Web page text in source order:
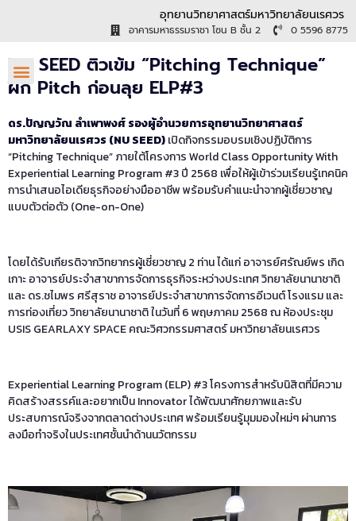
อุทยานวิทยาศาสตร์มหาวิทยาลัยนเรศวร
อาคารมหาธรรมราชา โซน B ชั้น 2 0 5596 8775
NU SEED ติวเข้ม “Pitching Technique”
ฝึก Pitch ก่อนลุย ELP#3
ดร.ปัญญวัณ ลำเพาพงศ์ รองผู้อำนวยการอุทยานวิทยาศาสตร์
มหาวิทยาลัยนเรศวร (NU SEED)เปิดกิจกรรมอบรมเชิงปฏิบัติการ
“Pitching Technique” ภายใต้โครงการ World Class Opportunity With
Experiential Learning Program #3 ปี 2568 เพื่อให้ผู้เข้าร่วมเรียนรู้เทคนิค
การนำเสนอไอเดียธุรกิจอย่างมืออาชีพ พร้อมรับคำแนะนำจากผู้เชี่ยวชาญ
แบบตัวต่อตัว (One-on-One)
โดยได้รับเกียรติจากวิทยากรผู้เชี่ยวชาญ 2 ท่าน ได้แก่ อาจารย์ศรัณย์พร เกิด
เกาะ อาจารย์ประจำสาขาการจัดการธุรกิจระหว่างประเทศ วิทยาลัยนานาชาติ
และ ดร.ชไมพร ศรีสุราช อาจารย์ประจำสาขาการจัดการอีเวนต์ โรงแรม และ
การท่องเที่ยว วิทยาลัยนานาชาติ ในวันที่ 6 พฤษภาคม 2568 ณ ห้องประชุม
USIS GEARLAXY SPACE คณะวิศวกรรมศาสตร์ มหาวิทยาลัยนเรศวร
Experiential Learning Program (ELP) #3 โครงการสำหรับนิสิตที่มีความ
คิดสร้างสรรค์และอยากเป็น Innovator ได้พัฒนาศักยภาพและรับ
ประสบการณ์จริงจากตลาดต่างประเทศ พร้อมเรียนรู้มุมมองใหม่ๆ ผ่านการ
ลงมือทำจริงในประเทศชั้นนำด้านนวัตกรรม